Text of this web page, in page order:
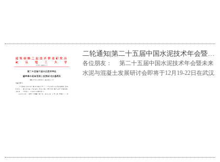
各位朋友： 第二十五届中国水泥技术年会暨未来
水泥与混凝土发展研讨会即将于12月19-22日在武汉